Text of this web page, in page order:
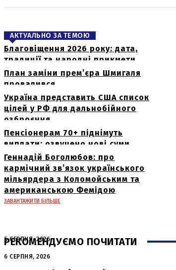
АКТУАЛЬНО ЗА ТЕМОЮ
Благовіщення 2026 року: дата,
традиції та народні прикмети
План заміни прем’єра Шмигаля
провалився
Україна представить США список
цілей у РФ для дальнобійного
озброєння
Пенсіонерам 70+ піднімуть
виплати: озвучено нові суми
Геннадій Боголюбов: про
кармічний зв’язок українського
мільярдера з Коломойським та
американською Фемідою
ЗАВАНТАЖИТИ БІЛЬШЕ
РЕКОМЕНДУЄМО ПОЧИТАТИ
6 СЕРПНЯ, 2026
Нічна атака в Сумах: руйнування та
6 СЕРПНЯ, 2026